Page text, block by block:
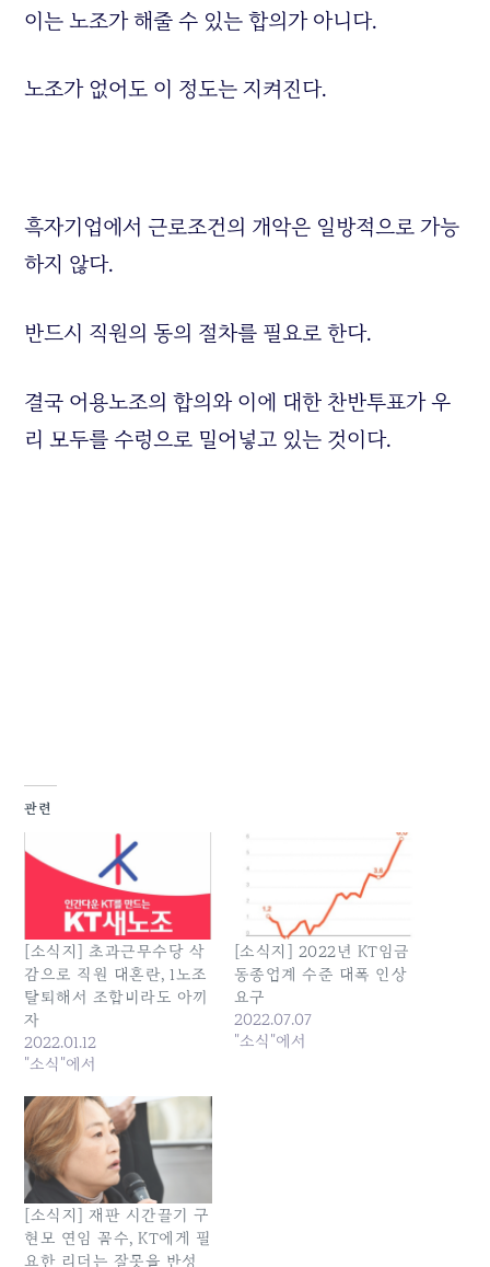
이는 노조가 해줄 수 있는 합의가 아니다.
노조가 없어도 이 정도는 지켜진다.
흑자기업에서 근로조건의 개악은 일방적으로 가능
하지 않다.
반드시 직원의 동의 절차를 필요로 한다.
결국 어용노조의 합의와 이에 대한 찬반투표가 우
리 모두를 수렁으로 밀어넣고 있는 것이다.
관련
[소식지] 초과근무수당 삭
감으로 직원 대혼란, 1노조
탈퇴해서 조합비라도 아끼
자
2022.01.12
"소식"에서
[소식지] 2022년 KT임금
동종업계 수준 대폭 인상
요구
2022.07.07
"소식"에서
[소식지] 재판 시간끌기 구
현모 연임 꼼수, KT에게 필
요한 리더는 잘못을 반성